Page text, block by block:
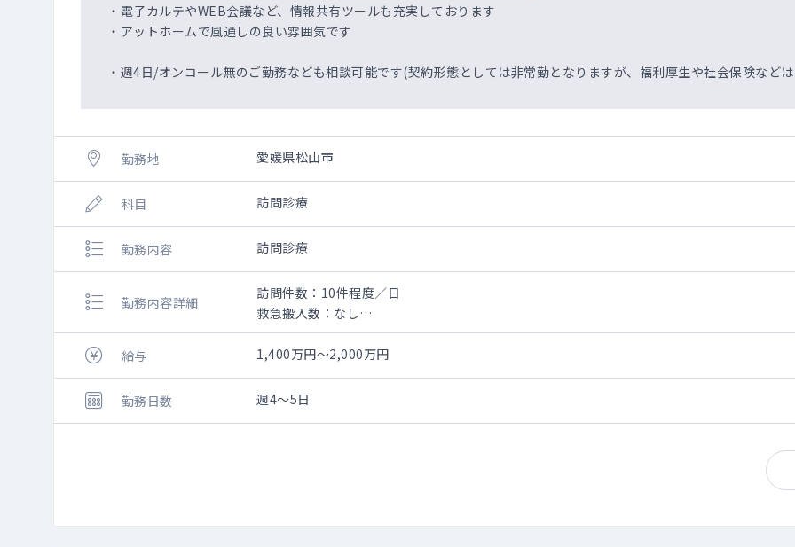
・電子カルテやWEB会議など、情報共有ツールも充実しております
・アットホームで風通しの良い雰囲気です
・週4日/オンコール無のご勤務なども相談可能です(契約形態としては非常勤となりますが、福利厚生や社会保険など
勤務地 愛媛県松山市
科目 訪問診療
勤務内容 訪問診療
勤務内容詳細
訪問件数：10件程度／日
救急搬入数：なし
個人宅７割、施設3割程度です
オンコールに関しては、24時間体制であるため輪番制で対応して頂くことになりますが、
給与 1,400万円～2,000万円
勤務日数 週4～5日